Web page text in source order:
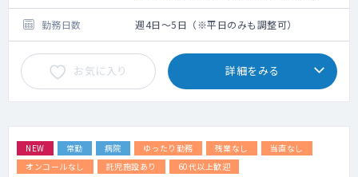
週5日：1,800万円～2,000万円（応相談）
【非指定医の場合】
週4日：1,400万円～1,600万円（応相談）
週5日：1,600万円～1,800万円（応相談）
※上記年収に管理医師手当「180万円/年」を
勤務日数 週4日～5日（※平日のみも調整可）
お気に入り 詳細をみる
NEW 常勤 病院 ゆったり勤務 残業なし
当直なし
オンコールなし
託児施設あり 60代以上歓迎